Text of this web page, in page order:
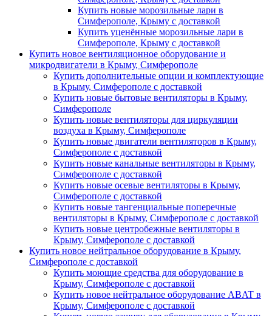
Купить новые морозильные лари в
Симферополе, Крыму с доставкой
Купить уценённые морозильные лари в
Симферополе, Крыму с доставкой
Купить новое вентиляционное оборудование и
микродвигатели в Крыму, Симферополе
Купить дополнительные опции и комплектующие
в Крыму, Симферополе с доставкой
Купить новые бытовые вентиляторы в Крыму,
Симферополе
Купить новые вентиляторы для циркуляции
воздуха в Крыму, Симферополе
Купить новые двигатели вентиляторов в Крыму,
Симферополе с доставкой
Купить новые канальные вентиляторы в Крыму,
Симферополе с доставкой
Купить новые осевые вентиляторы в Крыму,
Симферополе с доставкой
Купить новые тангенциальные поперечные
вентиляторы в Крыму, Симферополе с доставкой
Купить новые центробежные вентиляторы в
Крыму, Симферополе с доставкой
Купить новое нейтральное оборудование в Крыму,
Симферополе с доставкой
Купить моющие средства для оборудование в
Крыму, Симферополе с доставкой
Купить новое нейтральное оборудование ABAT в
Крыму, Симферополе с доставкой